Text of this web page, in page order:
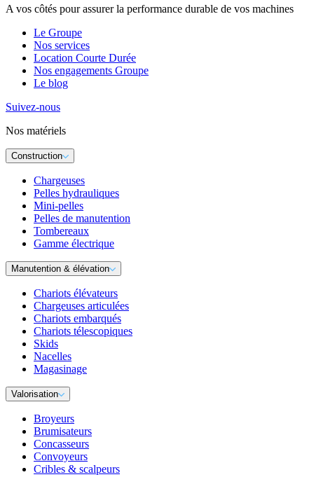
A vos côtés pour assurer la performance durable de vos machines
Le Groupe
Nos services
Location Courte Durée
Nos engagements Groupe
Le blog
Suivez-nous
Nos matériels
Construction
Chargeuses
Pelles hydrauliques
Mini-pelles
Pelles de manutention
Tombereaux
Gamme électrique
Manutention & élévation
Chariots élévateurs
Chargeuses articulées
Chariots embarqués
Chariots télescopiques
Skids
Nacelles
Magasinage
Valorisation
Broyeurs
Brumisateurs
Concasseurs
Convoyeurs
Cribles & scalpeurs